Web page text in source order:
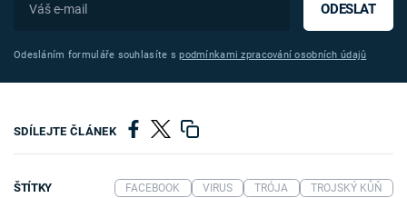
ODESLAT
Odesláním formuláře souhlasíte spodmínkami zpracování osobních údajů
SDÍLEJTE ČLÁNEK
ŠTÍTKY FACEBOOK VIRUS TRÓJA TROJSKÝ KŮŇ